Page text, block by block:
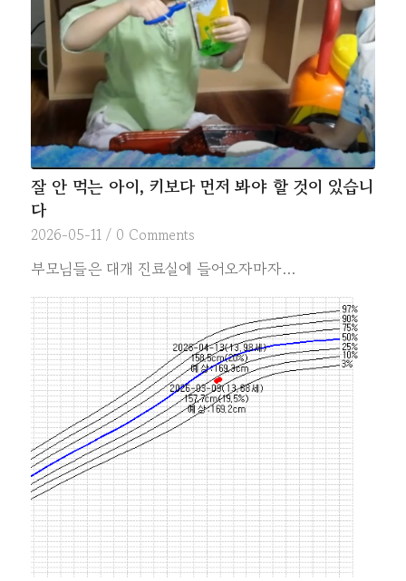
잘 안 먹는 아이, 키보다 먼저 봐야 할 것이 있습니
다
2026-05-11 / 0 Comments
부모님들은 대개 진료실에 들어오자마자…